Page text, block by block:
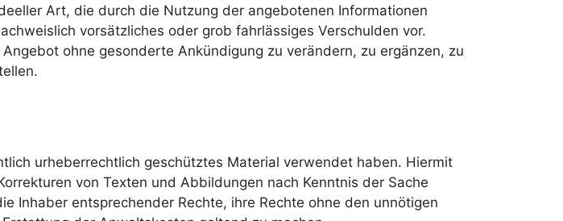
Art, die durch die Nutzung der angebotenen Informationen
vorsätzliches oder grob fahrlässiges Verschulden vor.
ohne gesonderte Ankündigung zu verändern, zu ergänzen, zu
urheberrechtlich geschütztes Material verwendet haben. Hiermit
von Texten und Abbildungen nach Kenntnis der Sache
Inhaber entsprechender Rechte, ihre Rechte ohne den unnötigen